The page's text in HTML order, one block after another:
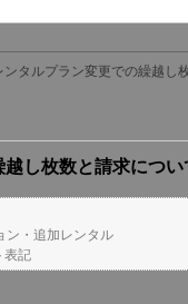
タルプラン変更での繰越し
し枚数と請求につい
ン・追加レンタル
表記